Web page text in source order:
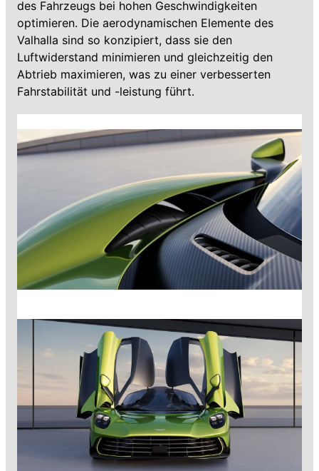
des Fahrzeugs bei hohen Geschwindigkeiten
optimieren. Die aerodynamischen Elemente des
Valhalla sind so konzipiert, dass sie den
Luftwiderstand minimieren und gleichzeitig den
Abtrieb maximieren, was zu einer verbesserten
Fahrstabilität und -leistung führt.